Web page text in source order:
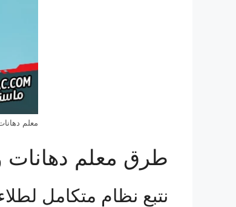
معلم
طرق معلم دهانات
نتبع نظام متكامل